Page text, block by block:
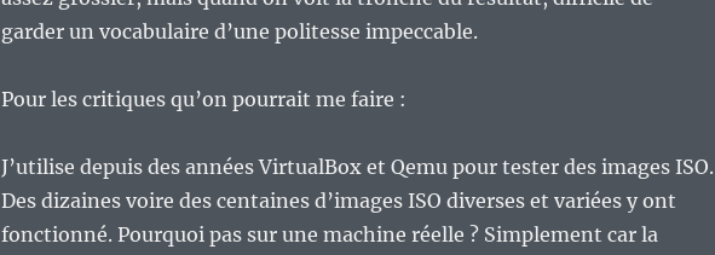
garder un vocabulaire d’une politesse impeccable.
Pour les critiques qu’on pourrait me faire :
J’utilise depuis des années VirtualBox et Qemu pour tester des images ISO.
Des dizaines voire des centaines d’images ISO diverses et variées y ont
fonctionné. Pourquoi pas sur une machine réelle ? Simplement car la